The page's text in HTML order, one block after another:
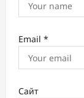
Email *
Сайт